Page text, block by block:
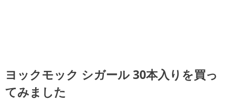
ヨックモック シガール 30本入りを買っ
てみました